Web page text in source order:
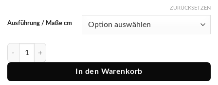
Ausführung / Maße cm
ZURÜCKSETZEN
Berkley Tasche "Ranger" Menge
In den Warenkorb